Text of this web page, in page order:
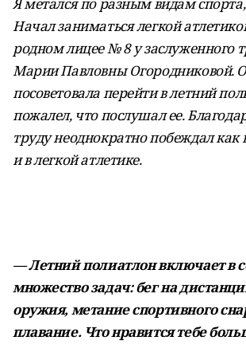
Начал заниматься легкой
родном лицее № 8 у заслуженного
Марии Павловны Огородниковой.
посоветовала перейти в летний
пожалел, что послушал ее.
труду неоднократно побеждал как
и в легкой атлетике.
— Летний полиатлон включает в
множество задач: бег на
оружия, метание спортивного
плавание. Что нравится тебе